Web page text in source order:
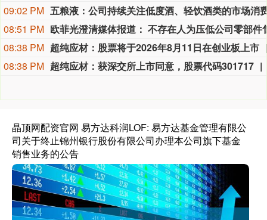
09:02 PM
08:51 PM
08:38 PM 超纯应材：股票将于2026年8月11日在创业板上市
08:38 PM 超纯应材：获深交所上市同意，股票代码301717
晶顶网配资官网 易方达科润LOF: 易方达基金管理有限公
司关于终止锦州银行股份有限公司办理本公司旗下基金
销售业务的公告